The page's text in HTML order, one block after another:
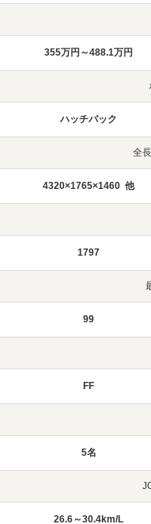
355万円～488.1万円
ハッチバック
全
4320×1765×1460 他
1797
99
FF
5名
26.6～30.4km/L